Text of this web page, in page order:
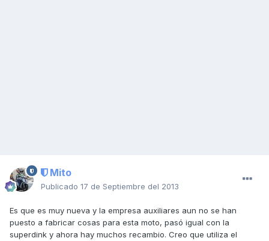
Mito
Publicado 17 de Septiembre del 2013
Es que es muy nueva y la empresa auxiliares aun no se han
puesto a fabricar cosas para esta moto, pasó igual con la
superdink y ahora hay muchos recambio. Creo que utiliza el